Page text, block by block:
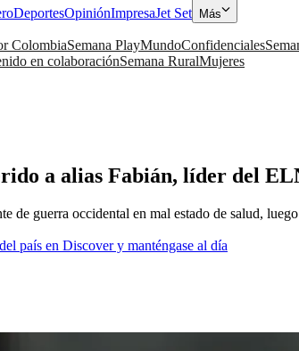
DeportesOpiniónImpresaJet Set Más
ColombiaSemana PlayMundoConfidenciales
en colaboraciónSemana RuralMujeres
a alias Fabián, líder del
de guerra occidental en mal estado de salud,
país en Discover y manténgase al día